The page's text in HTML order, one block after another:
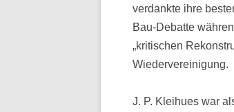
verdankte ihre
Bau-Debatte
„kritischen
Wiedervereinigung.
J. P. Kleihues war